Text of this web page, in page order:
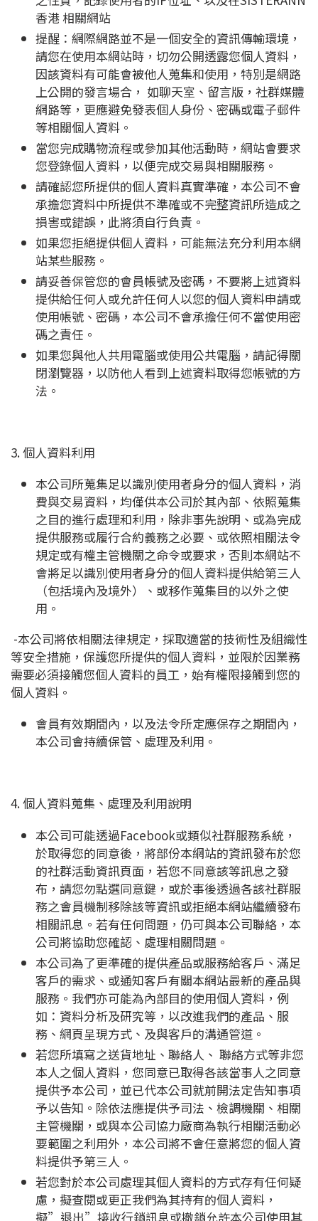
香港 相關網站
提醒：網際網路並不是一個安全的資訊傳輸環境，
請您在使用本網站時，切勿公開透露您個人資料，
因該資料有可能會被他人蒐集和使用，特別是網路
上公開的發言場合， 如聊天室、留言版，社群媒體
網路等，更應避免發表個人身份、密碼或電子郵件
等相關個人資料。
當您完成購物流程或參加其他活動時，網站會要求
您登錄個人資料，以便完成交易與相關服務。
請確認您所提供的個人資料真實準確，本公司不會
承擔您資料中所提供不準確或不完整資訊所造成之
損害或錯誤，此將須自行負責。
如果您拒絕提供個人資料，可能無法充分利用本網
站某些服務。
請妥善保管您的會員帳號及密碼，不要將上述資料
提供給任何人或允許任何人以您的個人資料申請或
使用帳號、密碼，本公司不會承擔任何不當使用密
碼之責任。
如果您與他人共用電腦或使用公共電腦，請記得關
閉瀏覽器，以防他人看到上述資料取得您帳號的方
法。
3. 個人資料利用
本公司所蒐集足以識別使用者身分的個人資料，消
費與交易資料，均僅供本公司於其內部、依照蒐集
之目的進行處理和利用，除非事先說明、或為完成
提供服務或履行合約義務之必要、或依照相關法令
規定或有權主管機關之命令或要求，否則本網站不
會將足以識別使用者身分的個人資料提供給第三人
（包括境內及境外）、或移作蒐集目的以外之使
用。
-本公司將依相關法律規定，採取適當的技術性及組織性
等安全措施，保護您所提供的個人資料，並限於因業務
需要必須接觸您個人資料的員工，始有權限接觸到您的
個人資料。
會員有效期間內，以及法令所定應保存之期間內，
本公司會持續保管、處理及利用。
4. 個人資料蒐集、處理及利用說明
本公司可能透過Facebook或類似社群服務系統，
於取得您的同意後，將部份本網站的資訊發布於您
的社群活動資訊頁面，若您不同意該等訊息之發
布，請您勿點選同意鍵，或於事後透過各該社群服
務之會員機制移除該等資訊或拒絕本網站繼續發布
相關訊息。若有任何問題，仍可與本公司聯絡，本
公司將協助您確認、處理相關問題。
本公司為了更準確的提供產品或服務給客戶、滿足
客戶的需求、或通知客戶有關本網站最新的產品與
服務。我們亦可能為內部目的使用個人資料，例
如：資料分析及研究等，以改進我們的產品、服
務、網頁呈現方式、及與客戶的溝通管道。
若您所填寫之送貨地址、聯絡人、 聯絡方式等非您
本人之個人資料，您同意已取得各該當事人之同意
提供予本公司，並已代本公司就前開法定告知事項
予以告知。除依法應提供予司法、檢調機關、相關
主管機關，或與本公司協力廠商為執行相關活動必
要範圍之利用外，本公司將不會任意將您的個人資
料提供予第三人。
若您對於本公司處理其個人資料的方式存有任何疑
慮，擬查閱或更正我們為其持有的個人資料，
擬”退出”接收行銷訊息或撤銷允許本公司使用其